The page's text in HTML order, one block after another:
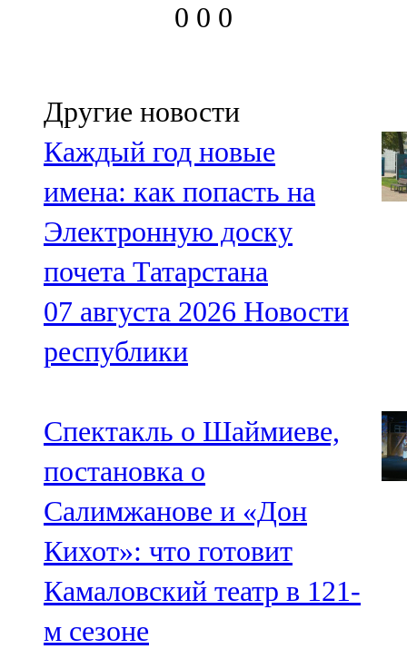
0 0 0
Другие новости
Каждый год новые
имена: как попасть на
Электронную доску
почета Татарстана
07 августа 2026 Новости
республики
Спектакль о Шаймиеве,
постановка о
Салимжанове и «Дон
Кихот»: что готовит
Камаловский театр в 121-
м сезоне